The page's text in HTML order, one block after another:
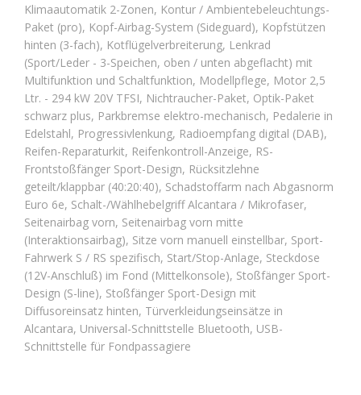
Klimaautomatik 2-Zonen, Kontur / Ambientebeleuchtungs-
Paket (pro), Kopf-Airbag-System (Sideguard), Kopfstützen
hinten (3-fach), Kotflügelverbreiterung, Lenkrad
(Sport/Leder - 3-Speichen, oben / unten abgeflacht) mit
Multifunktion und Schaltfunktion, Modellpflege, Motor 2,5
Ltr. - 294 kW 20V TFSI, Nichtraucher-Paket, Optik-Paket
schwarz plus, Parkbremse elektro-mechanisch, Pedalerie in
Edelstahl, Progressivlenkung, Radioempfang digital (DAB),
Reifen-Reparaturkit, Reifenkontroll-Anzeige, RS-
Frontstoßfänger Sport-Design, Rücksitzlehne
geteilt/klappbar (40:20:40), Schadstoffarm nach Abgasnorm
Euro 6e, Schalt-/Wählhebelgriff Alcantara / Mikrofaser,
Seitenairbag vorn, Seitenairbag vorn mitte
(Interaktionsairbag), Sitze vorn manuell einstellbar, Sport-
Fahrwerk S / RS spezifisch, Start/Stop-Anlage, Steckdose
(12V-Anschluß) im Fond (Mittelkonsole), Stoßfänger Sport-
Design (S-line), Stoßfänger Sport-Design mit
Diffusoreinsatz hinten, Türverkleidungseinsätze in
Alcantara, Universal-Schnittstelle Bluetooth, USB-
Schnittstelle für Fondpassagiere